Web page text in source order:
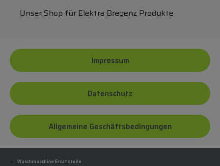
Unser Shop für Elektra Bregenz Produkte
Impressum
Datenschutz
Allgemeine Geschäftsbedingungen
Waschmaschine Ersatzteile